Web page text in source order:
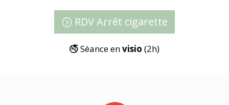
RDV Arrêt cigarette
🚭 Séance envisio (2h)